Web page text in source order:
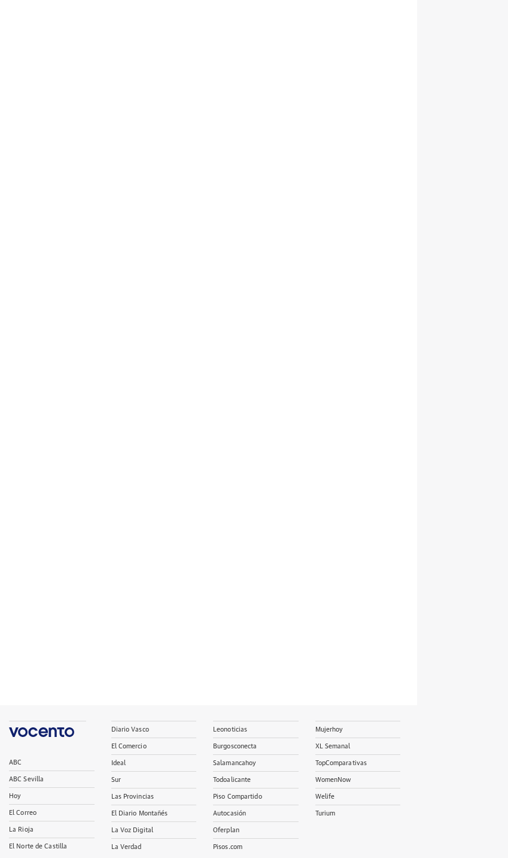
ABC
ABC Sevilla
Hoy
El Correo
La Rioja
El Norte de Castilla
Diario Vasco
El Comercio
Ideal
Sur
Las Provincias
El Diario Montañés
La Voz Digital
La Verdad
Leonoticias
Burgosconecta
Salamancahoy
Todoalicante
Piso Compartido
Autocasión
Oferplan
Pisos.com
Mujerhoy
XL Semanal
TopComparativas
WomenNow
Welife
Turium